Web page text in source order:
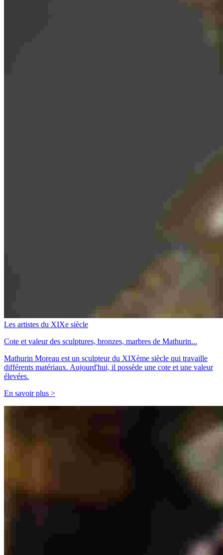
Les artistes du XIXe siècle
Cote et valeur des sculptures, bronzes, marbres de Mathurin...
Mathurin Moreau est un sculpteur du XIXème siècle qui travaille
différents matériaux. Aujourd'hui, il possède une cote et une valeur
élevées.
En savoir plus >